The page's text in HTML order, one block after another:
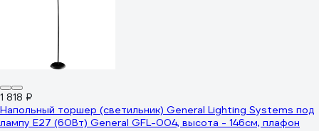
1 818 ₽
Напольный торшер (светильник) General Lighting Systems под
лампу E27 (60Вт) General GFL-004, высота - 146см, плафон